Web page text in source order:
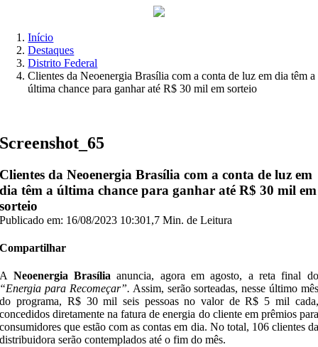
Início
Destaques
Distrito Federal
Clientes da Neoenergia Brasília com a conta de luz em dia têm a
última chance para ganhar até R$ 30 mil em sorteio
Screenshot_65
Clientes da Neoenergia Brasília com a conta de luz em
dia têm a última chance para ganhar até R$ 30 mil em
sorteio
Publicado em: 16/08/2023 10:301,7 Min. de Leitura
Compartilhar
A Neoenergia Brasília anuncia, agora em agosto, a reta final do
“Energia para Recomeçar”. Assim, serão sorteadas, nesse último mês
do programa, R$ 30 mil seis pessoas no valor de R$ 5 mil cada,
concedidos diretamente na fatura de energia do cliente em prêmios para
consumidores que estão com as contas em dia. No total, 106 clientes da
distribuidora serão contemplados até o fim do mês.